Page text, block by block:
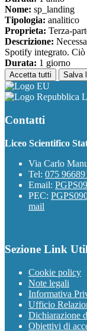
Nome: sp_landing
Tipologia: analitico
Proprieta: Terza-
Descrizione:
Spotify integrato. Ciò
Durata: 1 giorno
Accetta tutti Salva
Contatti
Liceo Scientifico
Via Carlo
Tel: 075
Email:
PEC:
mail
Sezione Link
Cookie policy
Note legali
Informativa
Ufficio
Dichiarazione
Obiettivi di